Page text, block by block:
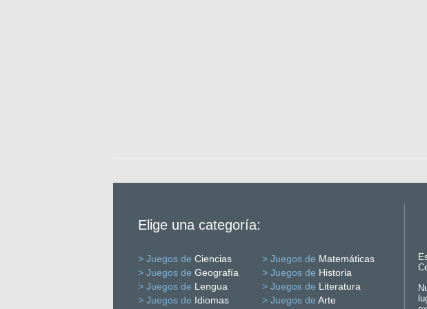
Elige una categoría:
> Juegos de Ciencias > Juegos de Matemáticas
> Juegos de Geografía > Juegos de Historia
> Juegos de Lengua > Juegos de Literatura
> Juegos de Idiomas > Juegos de Arte